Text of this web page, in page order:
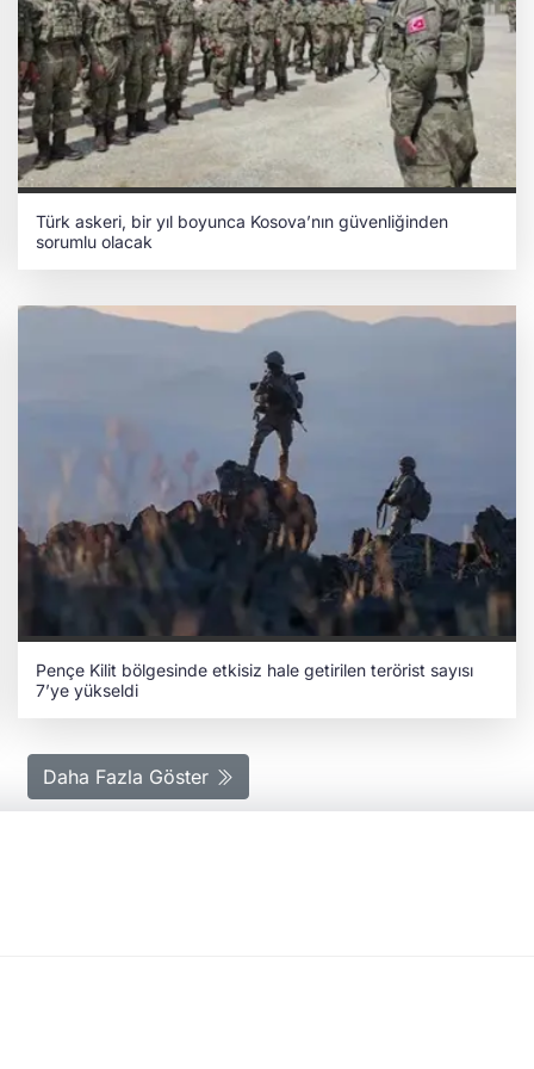
Türk askeri, bir yıl boyunca Kosova’nın güvenliğinden
sorumlu olacak
Pençe Kilit bölgesinde etkisiz hale getirilen terörist sayısı
7’ye yükseldi
Daha Fazla Göster